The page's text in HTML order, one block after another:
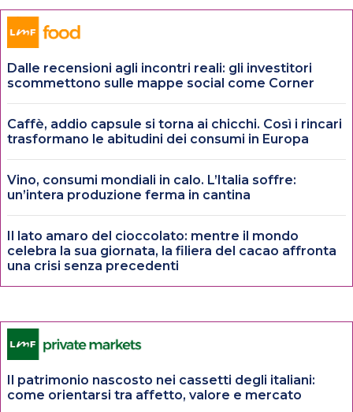
Dalle recensioni agli incontri reali: gli investitori
scommettono sulle mappe social come Corner
Caffè, addio capsule si torna ai chicchi. Così i rincari
trasformano le abitudini dei consumi in Europa
Vino, consumi mondiali in calo. L’Italia soffre:
un’intera produzione ferma in cantina
Il lato amaro del cioccolato: mentre il mondo
celebra la sua giornata, la filiera del cacao affronta
una crisi senza precedenti
Il patrimonio nascosto nei cassetti degli italiani:
come orientarsi tra affetto, valore e mercato